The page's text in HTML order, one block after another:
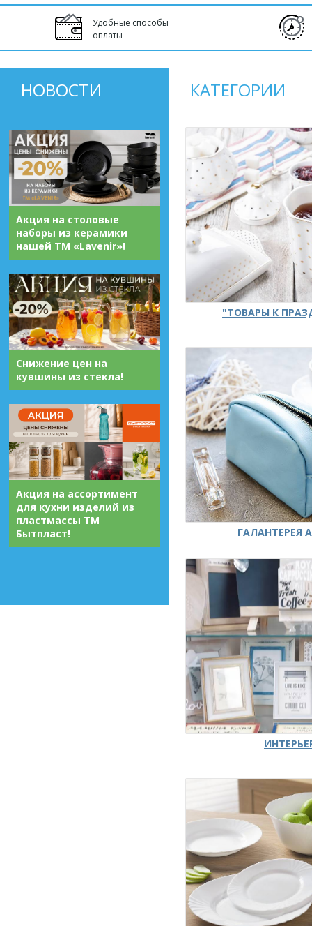
Удобные способы
оплаты
НОВОСТИ
Акция на столовые
наборы из керамики
нашей ТМ «Lavenir»!
Снижение цен на
кувшины из стекла!
Акция на ассортимент
для кухни изделий из
пластмассы ТМ
Бытпласт!
КАТЕГОРИИ
"ТОВАРЫ К
ГАЛАНТЕРЕЯ